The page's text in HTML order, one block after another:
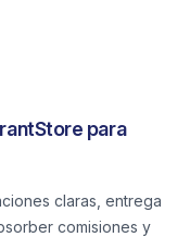
para
claras, entrega
comisiones y